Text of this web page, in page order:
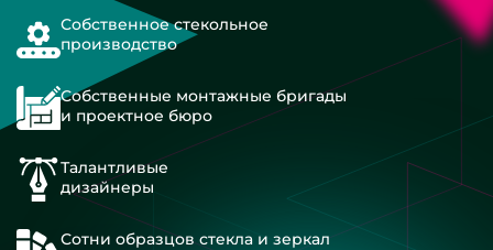
Собственное стекольное
производство
Собственные монтажные бригады
и проектное бюро
Талантливые
дизайнеры
Сотни образцов стекла и зеркал